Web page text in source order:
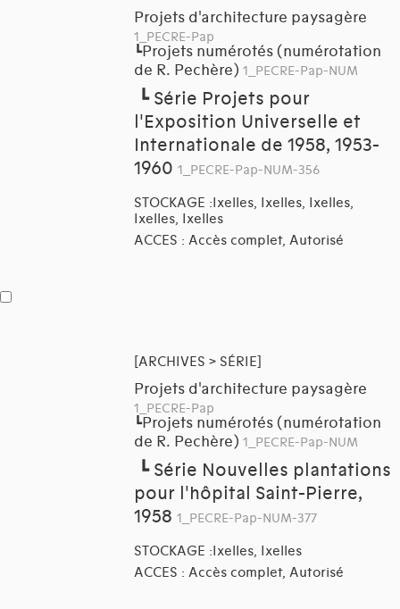
Projets d'architecture paysagère
1_PECRE-Pap
┗Projets numérotés (numérotation
de R. Pechère) 1_PECRE-Pap-NUM
┗ Série Projets pour
l'Exposition Universelle et
Internationale de 1958, 1953-
1960 1_PECRE-Pap-NUM-356
STOCKAGE :Ixelles, Ixelles, Ixelles,
Ixelles, Ixelles
ACCES : Accès complet, Autorisé
[ARCHIVES > SÉRIE]
Projets d'architecture paysagère
1_PECRE-Pap
┗Projets numérotés (numérotation
de R. Pechère) 1_PECRE-Pap-NUM
┗ Série Nouvelles plantations
pour l'hôpital Saint-Pierre,
1958 1_PECRE-Pap-NUM-377
STOCKAGE :Ixelles, Ixelles
ACCES : Accès complet, Autorisé